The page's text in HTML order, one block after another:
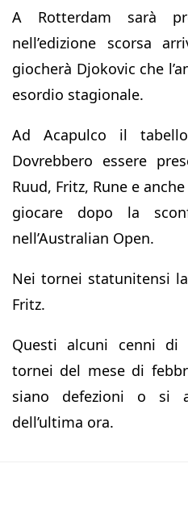
A Rotterdam sarà
nell’edizione scorsa
giocherà Djokovic che
esordio stagionale.
Ad Acapulco il
Dovrebbero essere
Ruud, Fritz, Rune e
giocare dopo la
nell’Australian Open.
Nei tornei statunitensi
Fritz.
Questi alcuni cenni di
tornei del mese di
siano defezioni o si
dell’ultima ora.